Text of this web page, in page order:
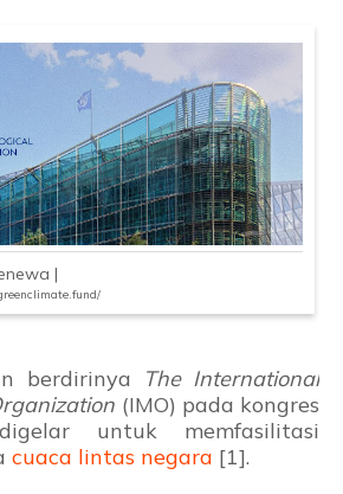
|
berdirinya
The International
(IMO) pada kongres
untuk memfasilitasi
cuaca lintas negara [1].